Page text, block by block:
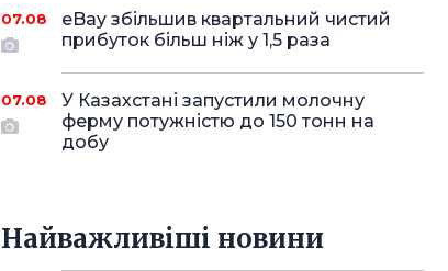
07.08
eBay збільшив квартальний чистий
прибуток більш ніж у 1,5 раза
07.08
У Казахстані запустили молочну
ферму потужністю до 150 тонн на
добу
Найважливіші новини